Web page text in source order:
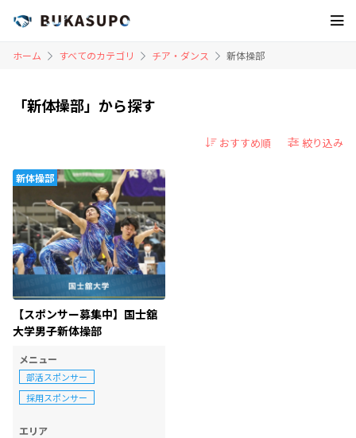
ホーム すべてのカテゴリ チア・ダンス 新体操部
「新体操部」から探す
絞り込み
新体操部
【スポンサー募集中】国士舘
大学男子新体操部
メニュー
部活スポンサー
採用スポンサー
エリア